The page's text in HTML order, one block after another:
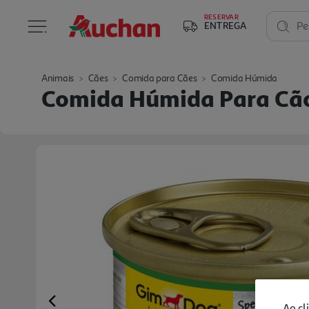
RESERVAR
ENTREGA
Animais Cães Comida para Cães Comida Húmida
Comida Húmida Para